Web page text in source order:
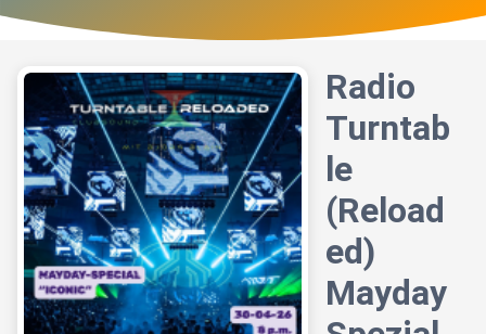
Radio
Turntab
le
(Reload
ed)
Mayday